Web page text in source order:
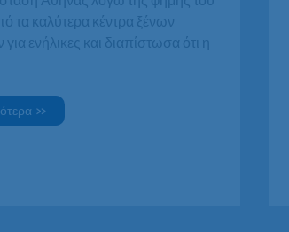
τα καλύτερα κέντρα ξένων
ενήλικες και διαπίστωσα ότι η
»